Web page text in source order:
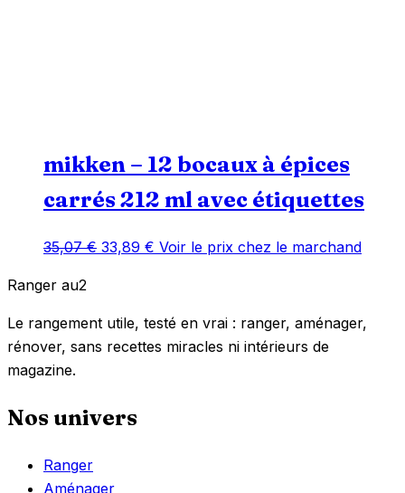
mikken – 12 bocaux à épices
carrés 212 ml avec étiquettes
35,07€ Le
était :
35,07 €.
33,89 € Le
est :
33,89 €.
Voir le prix chez le marchand
Ranger au2
Le rangement utile, testé en vrai : ranger, aménager,
rénover, sans recettes miracles ni intérieurs de
magazine.
Nos univers
Ranger
Aménager